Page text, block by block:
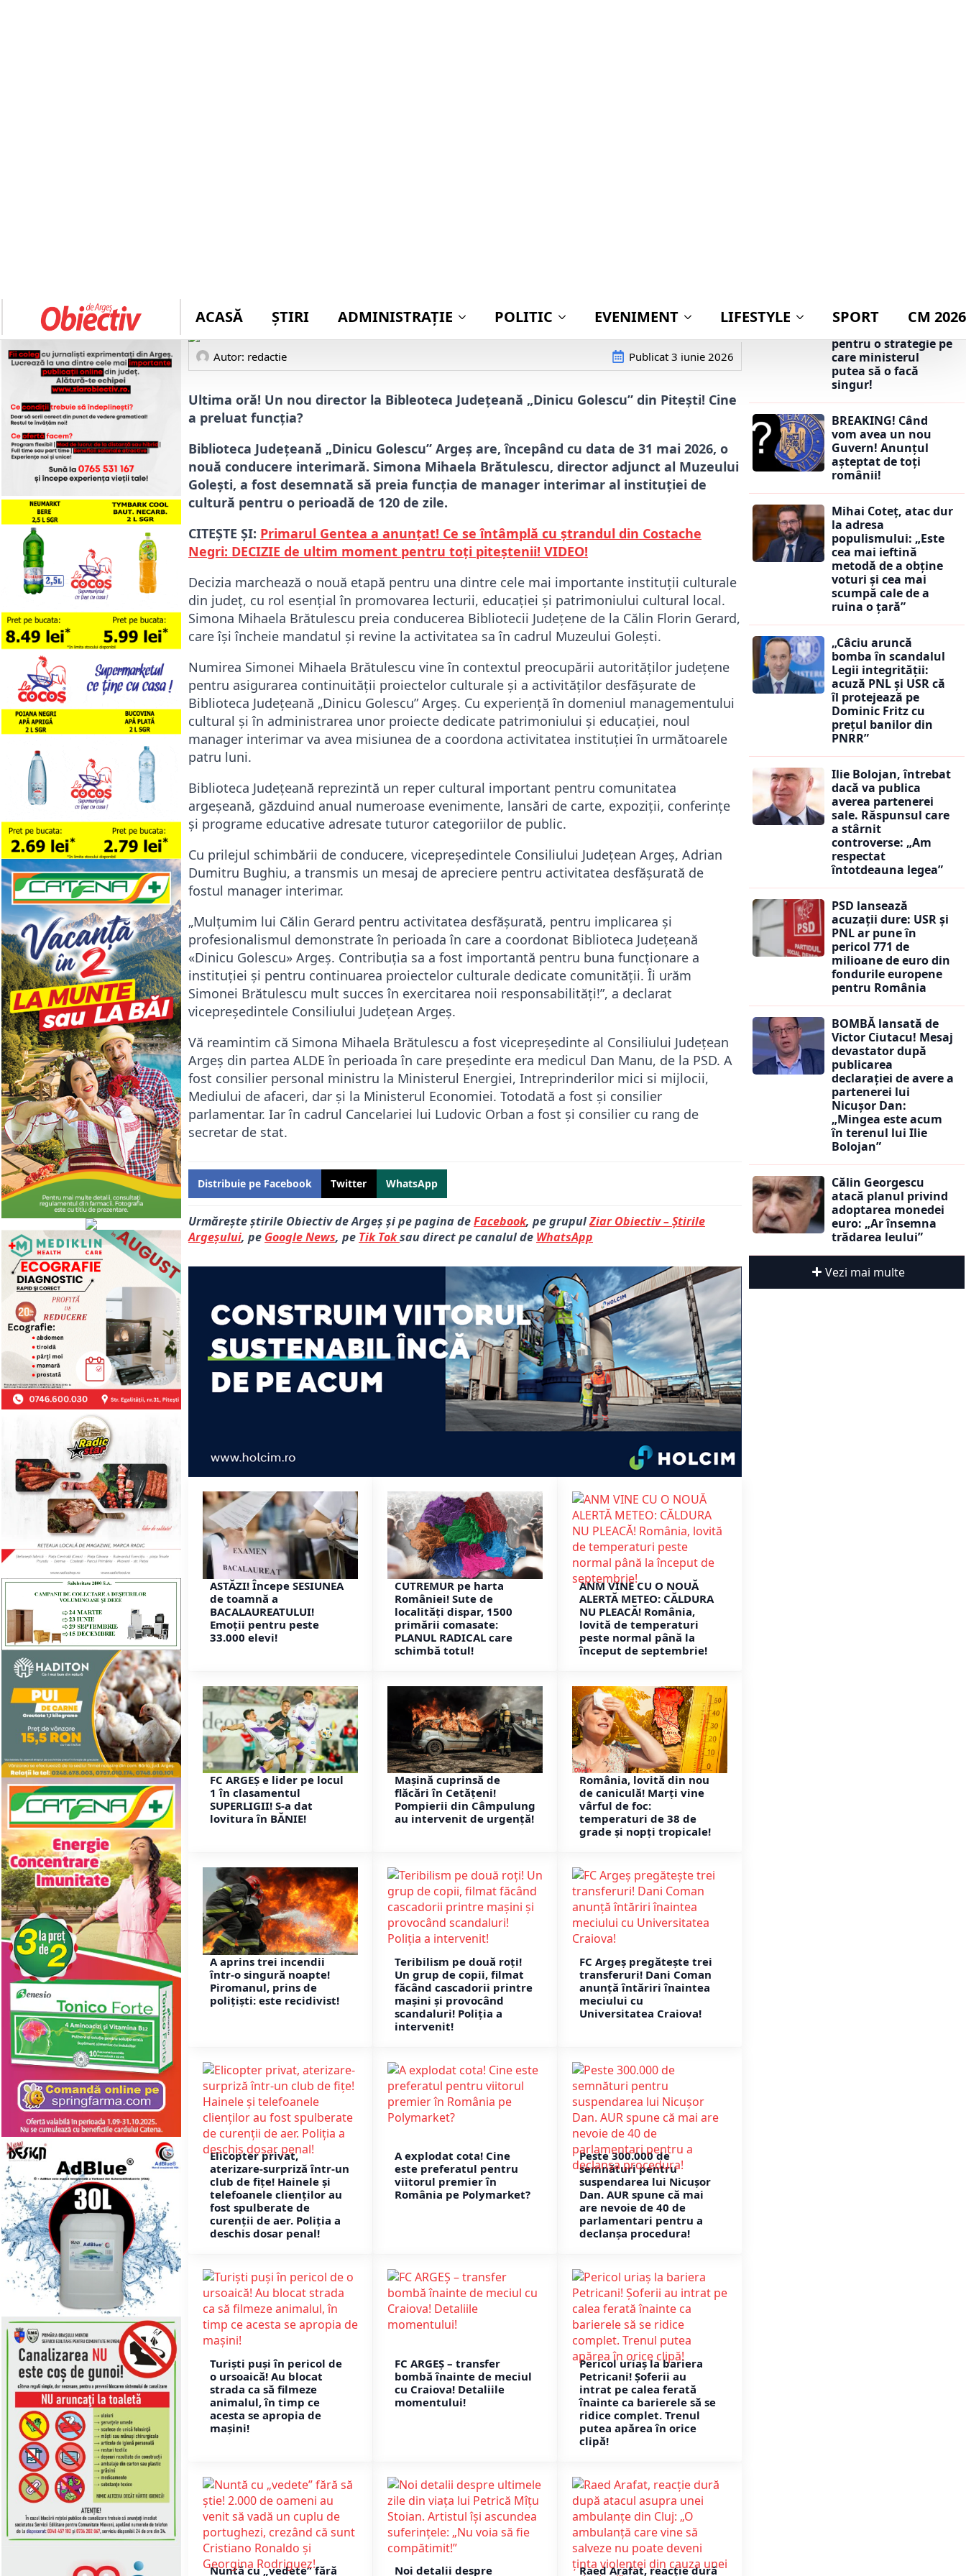
PRELUAT FUNCȚIA?
Autor: redactie Publicat 3 iunie 2026
Ultima oră! Un nou director la Bibleoteca Județeană „Dinicu Golescu” din Pitești! Cine
a preluat funcția?
Biblioteca Județeană „Dinicu Golescu” Argeș are, începând cu data de 31 mai 2026, o
nouă conducere interimară. Simona Mihaela Brătulescu, director adjunct al Muzeului
Golești, a fost desemnată să preia funcția de manager interimar al instituției de
cultură pentru o perioadă de 120 de zile.
CITEȘTE ȘI: Primarul Gentea a anunțat! Ce se întâmplă cu ștrandul din Costache
Negri: DECIZIE de ultim moment pentru toți piteștenii! VIDEO!
Decizia marchează o nouă etapă pentru una dintre cele mai importante instituții culturale
din județ, cu rol esențial în promovarea lecturii, educației și patrimoniului cultural local.
Simona Mihaela Brătulescu preia conducerea Bibliotecii Județene de la Călin Florin Gerard,
care își încheie mandatul și revine la activitatea sa în cadrul Muzeului Golești.
Numirea Simonei Mihaela Brătulescu vine în contextul preocupării autorităților județene
pentru asigurarea continuității proiectelor culturale și a activităților desfășurate de
Biblioteca Județeană „Dinicu Golescu” Argeș. Cu experiență în domeniul managementului
cultural și în administrarea unor proiecte dedicate patrimoniului și educației, noul
manager interimar va avea misiunea de a coordona activitatea instituției în următoarele
patru luni.
Biblioteca Județeană reprezintă un reper cultural important pentru comunitatea
argeșeană, găzduind anual numeroase evenimente, lansări de carte, expoziții, conferințe
și programe educative adresate tuturor categoriilor de public.
Cu prilejul schimbării de conducere, vicepreședintele Consiliului Județean Argeș, Adrian
Dumitru Bughiu, a transmis un mesaj de apreciere pentru activitatea desfășurată de
fostul manager interimar.
„Mulțumim lui Călin Gerard pentru activitatea desfășurată, pentru implicarea și
profesionalismul demonstrate în perioada în care a coordonat Biblioteca Județeană
«Dinicu Golescu» Argeș. Contribuția sa a fost importantă pentru buna funcționare a
instituției și pentru continuarea proiectelor culturale dedicate comunității. Îi urăm
Simonei Brătulescu mult succes în exercitarea noii responsabilități!”, a declarat
vicepreședintele Consiliului Județean Argeș.
Vă reamintim că Simona Mihaela Brătulescu a fost vicepreședinte al Consiliului Județean
Argeș din partea ALDE în perioada în care președinte era medicul Dan Manu, de la PSD. A
fost consilier personal ministru la Ministerul Energiei, Intreprinderilor mici si mijlocii,
Mediului de afaceri, dar și la Ministerul Economiei. Totodată a fost și consilier
parlamentar. Iar în cadrul Cancelariei lui Ludovic Orban a fost și consilier cu rang de
secretar de stat.
Distribuie pe Facebook Twitter WhatsApp
Urmărește știrile Obiectiv de Argeș și pe pagina deFacebook, pe grupulZiar Obiectiv – Știrile
Argeșului, pe Google News, pe Tik Toksau direct pe canalul de WhatsApp
ASTĂZI! Începe SESIUNEA
de toamnă a
BACALAUREATULUI!
Emoții pentru peste
33.000 elevi!
CUTREMUR pe harta
României! Sute de
localități dispar, 1500
primării comasate:
PLANUL RADICAL care
schimbă totul!
ANM VINE CU O NOUĂ
ALERTĂ METEO: CĂLDURA
NU PLEACĂ! România,
lovită de temperaturi
peste normal până la
început de septembrie!
FC ARGEȘ e lider pe locul
1 în clasamentul
SUPERLIGII! S-a dat
lovitura în BĂNIE!
Mașină cuprinsă de
flăcări în Cetățeni!
Pompierii din Câmpulung
au intervenit de urgență!
România, lovită din nou
de caniculă! Marți vine
vârful de foc:
temperaturi de 38 de
grade și nopți tropicale!
A aprins trei incendii
într-o singură noapte!
Piromanul, prins de
polițiști: este recidivist!
Teribilism pe două roți!
Un grup de copii, filmat
făcând cascadorii printre
mașini și provocând
scandaluri! Poliția a
intervenit!
FC Argeș pregătește trei
transferuri! Dani Coman
anunță întăriri înaintea
meciului cu
Universitatea Craiova!
Elicopter privat,
aterizare-surpriză într-un
club de fițe! Hainele și
telefoanele clienților au
fost spulberate de
curenții de aer. Poliția a
deschis dosar penal!
A explodat cota! Cine
este preferatul pentru
viitorul premier în
România pe Polymarket?
Peste 300.000 de
semnături pentru
suspendarea lui Nicușor
Dan. AUR spune că mai
are nevoie de 40 de
parlamentari pentru a
declanșa procedura!
Turiști puși în pericol de
o ursoaică! Au blocat
strada ca să filmeze
animalul, în timp ce
acesta se apropia de
mașini!
FC ARGEȘ – transfer
bombă înainte de meciul
cu Craiova! Detaliile
momentului!
Pericol uriaș la bariera
Petricani! Șoferii au
intrat pe calea ferată
înainte ca barierele să se
ridice complet. Trenul
putea apărea în orice
clipă!
Nuntă cu „vedete” fără Noi detalii despre Raed Arafat, reacție dură
Guvernul Bolojan că
pentru o strategie pe
care ministerul
putea să o facă
singur!
BREAKING! Când
vom avea un nou
Guvern! Anunțul
așteptat de toți
românii!
Mihai Coteț, atac dur
la adresa
populismului: „Este
cea mai ieftină
metodă de a obține
voturi și cea mai
scumpă cale de a
ruina o țară”
„Câciu aruncă
bomba în scandalul
Legii integrității:
acuză PNL și USR că
îl protejează pe
Dominic Fritz cu
prețul banilor din
PNRR”
Ilie Bolojan, întrebat
dacă va publica
averea partenerei
sale. Răspunsul care
a stârnit
controverse: „Am
respectat
întotdeauna legea”
PSD lansează
acuzații dure: USR și
PNL ar pune în
pericol 771 de
milioane de euro din
fondurile europene
pentru România
BOMBĂ lansată de
Victor Ciutacu! Mesaj
devastator după
publicarea
declarației de avere a
partenerei lui
Nicușor Dan:
„Mingea este acum
în terenul lui Ilie
Bolojan”
Călin Georgescu
atacă planul privind
adoptarea monedei
euro: „Ar însemna
trădarea leului”
Vezi mai multe